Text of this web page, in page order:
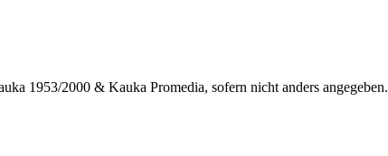
1953/2000 & Kauka Promedia, sofern nicht anders angegeben.